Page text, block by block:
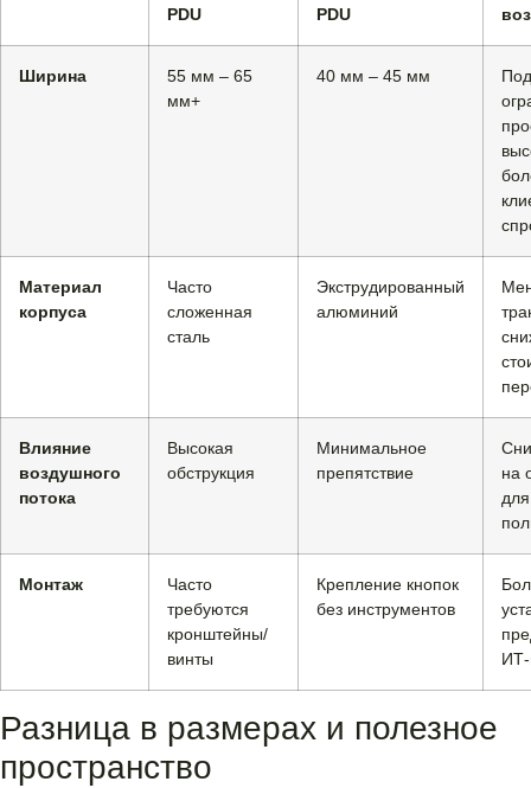
PDU
PDU
Ширина
55 мм – 65
мм+
40 мм – 45 мм
Материал
корпуса
Часто
сложенная
сталь
Экструдированный
алюминий
Влияние
воздушного
потока
Высокая
обструкция
Минимальное
препятствие
на
Монтаж
Часто
требуются
кронштейны/
винты
Крепление кнопок
без инструментов
ИТ-
Разница в размерах и полезное
пространство